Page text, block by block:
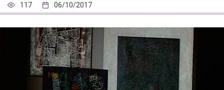
117 06/10/2017